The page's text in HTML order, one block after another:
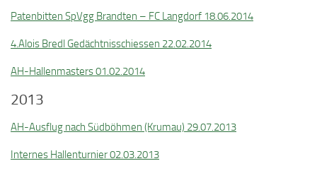
Patenbitten SpVgg Brandten – FC Langdorf 18.06.2014
4.Alois Bredl Gedächtnisschiessen 22.02.2014
AH-Hallenmasters 01.02.2014
2013
AH-Ausflug nach Südböhmen (Krumau) 29.07.2013
Internes Hallenturnier 02.03.2013